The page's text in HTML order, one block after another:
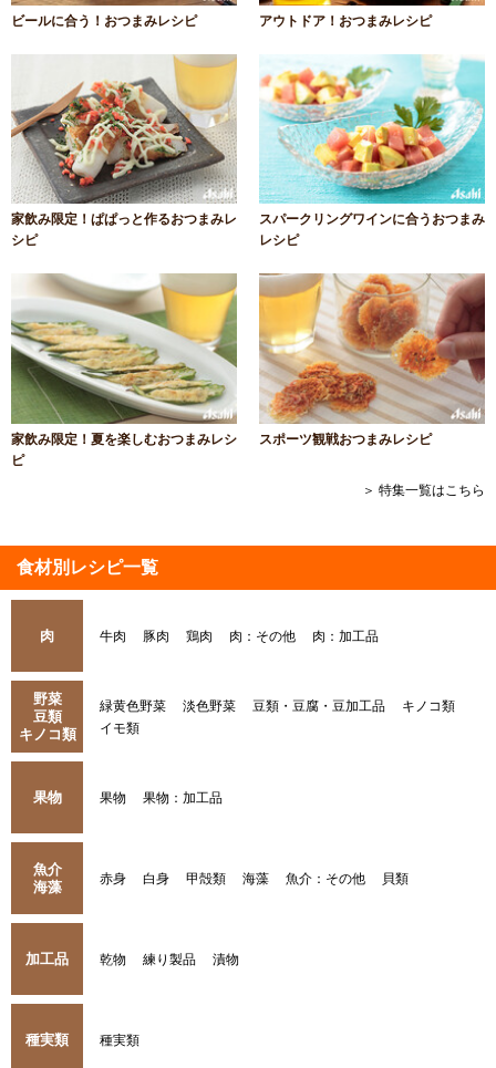
ビールに合う！おつまみレシピ アウトドア！おつまみレシピ
家飲み限定！ぱぱっと作るおつまみレ
シピ
スパークリングワインに合うおつまみ
レシピ
家飲み限定！夏を楽しむおつまみレシ
ピ
スポーツ観戦おつまみレシピ
＞ 特集一覧はこちら
食材別レシピ一覧
肉 牛肉 豚肉 鶏肉 肉：その他 肉：加工品
野菜
豆類
キノコ類
緑黄色野菜 淡色野菜 豆類・豆腐・豆加工品
キノコ類
イモ類
果物 果物 果物：加工品
魚介
海藻
赤身 白身 甲殻類 海藻 魚介：その他 貝類
加工品 乾物 練り製品 漬物
種実類 種実類